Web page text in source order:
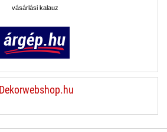
vásárlási kalauz
Dekorwebshop.hu